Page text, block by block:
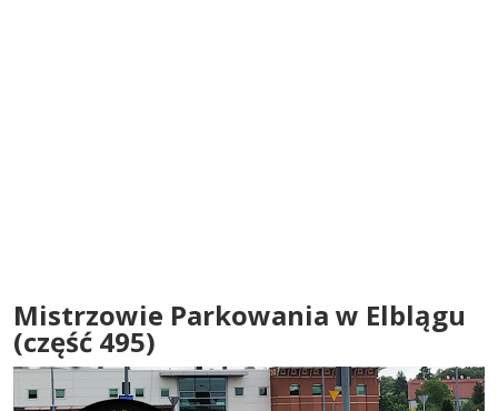
Mistrzowie Parkowania w Elblągu
(część 495)